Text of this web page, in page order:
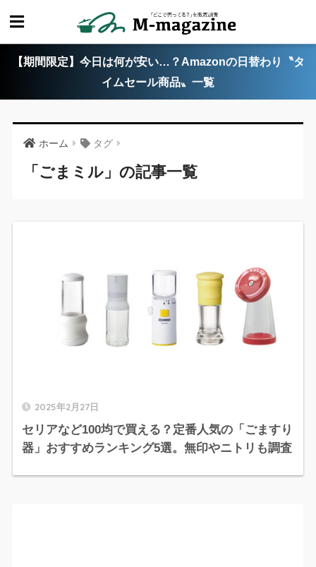
【期間限定】今日は何が安い…？Amazonの日替わり〝タ
イムセール商品〟一覧
ホーム タグ
「ごまミル」の記事一覧
2025年2月27日
セリアなど100均で買える？定番人気の「ごますり
器」おすすめランキング5選。無印やニトリも調査